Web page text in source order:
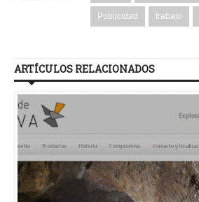
Publicidad trabajo
ARTÍCULOS RELACIONADOS